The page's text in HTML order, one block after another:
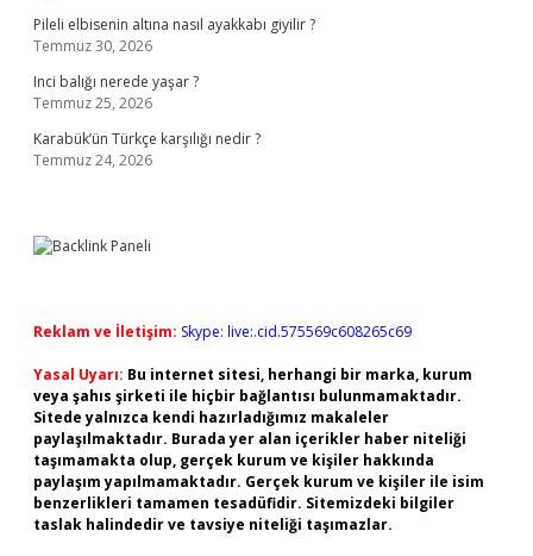
Pileli elbisenin altına nasıl ayakkabı giyilir ?
Temmuz 30, 2026
Inci balığı nerede yaşar ?
Temmuz 25, 2026
Karabük’ün Türkçe karşılığı nedir ?
Temmuz 24, 2026
Reklam ve İletişim: Skype: live:.cid.575569c608265c69
Yasal Uyarı: Bu internet sitesi, herhangi bir marka, kurum
veya şahıs şirketi ile hiçbir bağlantısı bulunmamaktadır.
Sitede yalnızca kendi hazırladığımız makaleler
paylaşılmaktadır. Burada yer alan içerikler haber niteliği
taşımamakta olup, gerçek kurum ve kişiler hakkında
paylaşım yapılmamaktadır. Gerçek kurum ve kişiler ile isim
benzerlikleri tamamen tesadüfidir. Sitemizdeki bilgiler
taslak halindedir ve tavsiye niteliği taşımazlar.